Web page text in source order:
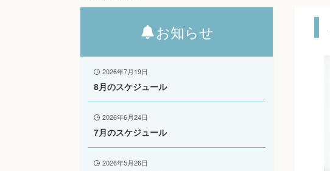
お知らせ
2026年7月19日
8月のスケジュール
2026年6月24日
7月のスケジュール
2026年5月26日